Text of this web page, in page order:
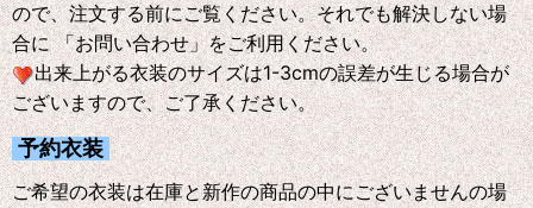
ので、注文する前にご覧ください。それでも解決しない場
合に 「お問い合わせ」をご利用ください。
出来上がる衣装のサイズは1-3cmの誤差が生じる場合が
ございますので、ご了承ください。
予約衣装
ご希望の衣装は在庫と新作の商品の中にございませんの場